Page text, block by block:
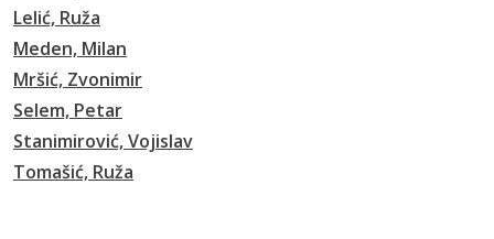
Lelić, Ruža
Meden, Milan
Mršić, Zvonimir
Selem, Petar
Stanimirović, Vojislav
Tomašić, Ruža